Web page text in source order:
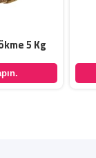
5 Kg